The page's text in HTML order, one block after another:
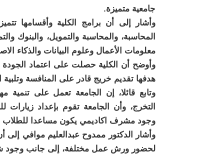
جامعية متميزة.
وأشار إلى أن برامج الكلية وأقسامها
المحاسبة، والمحاسبة والتمويل، والبنوك
معلومات الأعمال وعلوم البيانات والذكاء
وأوضح أن الكلية حصلت على اعتماد الجودة
هدفها تقديم خريج قادر على المنافسة وتلبية
وتابع قائلا، إن الجامعة تعمل على تنمية
التخرج، وأن الجامعة تقوم بإعداد
وجود مشرف اكاديمي يكون مساعدا للطلاب
وأشار الدكتور ممدوح عبدالعليم موافي إلى
لحضور ورش عمل مختلفة، إلى جانب وجود